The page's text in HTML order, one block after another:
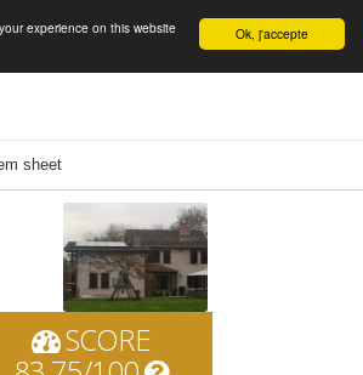
English Ok, j'accepte
experience on this website
sheet
SCORE